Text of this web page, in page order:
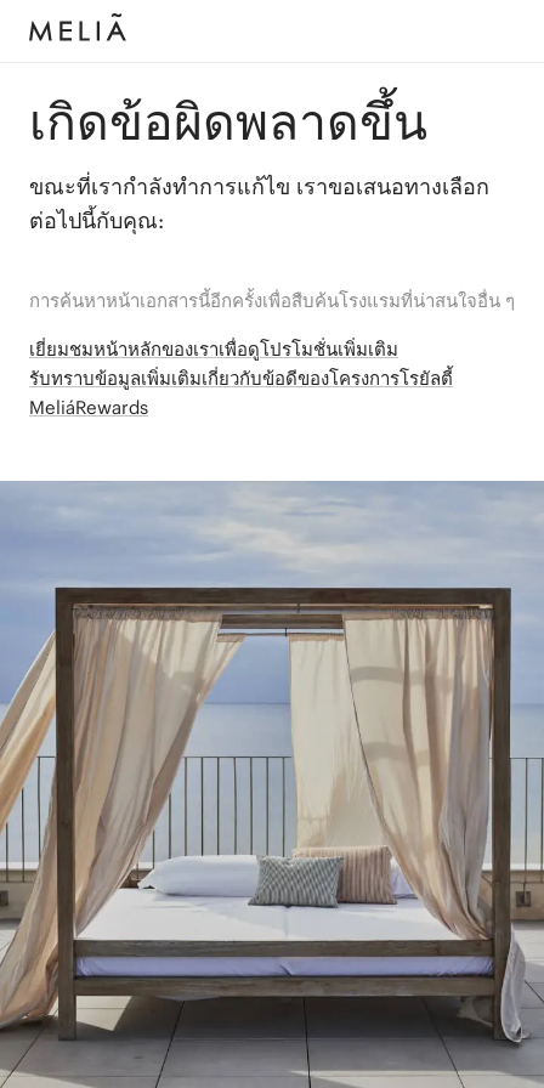
เกิดข้อผิดพลาดขึ้น
ขณะที่เรากำลังทำการแก้ไข เราขอเสนอทางเลือก
ต่อไปนี้กับคุณ:
การค้นหาหน้าเอกสารนี้อีกครั้งเพื่อสืบค้นโรงแรมที่น่าสนใจอื่น ๆ
เยี่ยมชมหน้าหลักของเราเพื่อดูโปรโมชั่นเพิ่มเติม
รับทราบข้อมูลเพิ่มเติมเกี่ยวกับข้อดีของโครงการโรยัลตี้
MeliáRewards